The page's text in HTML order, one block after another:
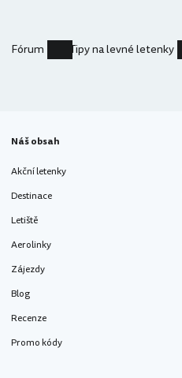
Fórum Tipy na levné letenky
Náš obsah
Akční letenky
Destinace
Letiště
Aerolinky
Zájezdy
Blog
Recenze
Promo kódy